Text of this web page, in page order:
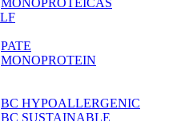
MONOPROTEICAS
PATE
MONOPROTEIN
BC HYPOALLERGENIC
BC SUSTAINABLE